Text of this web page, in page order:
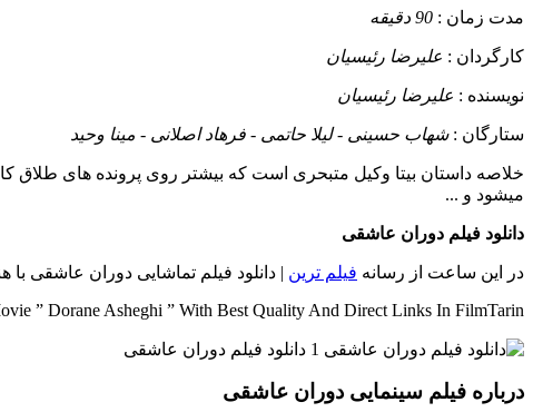
مدت زمان : 90 دقیقه
کارگردان : علیرضا رئیسیان
نويسنده : علیرضا رئیسیان
ستارگان :شهاب حسینی - لیلا حاتمی - فرهاد اصلانی - مینا وحید
خلاصه داستان بیتا وکیل متبحری است که بیشتر روی پرونده های طلاق
میشود و ...
دانلود فیلم دوران عاشقی
در این ساعت از رسانه فیلم ترین | دانلود فیلم تماشایی دوران عاشقی با
” Dorane Asheghi ” With Best Quality And Direct Links In FilmTarin
درباره فیلم سینمایی دوران عاشقی